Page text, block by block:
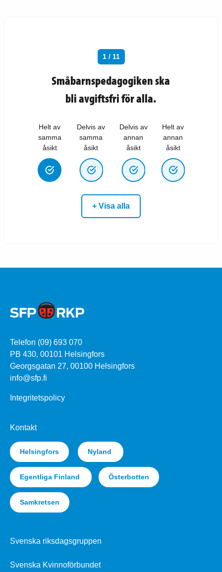
1 / 11
Småbarnspedagogiken ska
bli avgiftsfri för alla.
Helt av
samma
åsikt
Delvis av
samma
åsikt
Delvis av
annan
åsikt
Helt av
annan
åsikt
+ Visa alla
Telefon (09) 693 070
PB 430, 00101 Helsingfors
Georgsgatan 27, 00100 Helsingfors
info@sfp.fi
Integritetspolicy
Kontakt
Helsingfors Nyland
Egentliga Finland Österbotten
Samkretsen
Svenska riksdagsgruppen
Svenska Kvinnoförbundet